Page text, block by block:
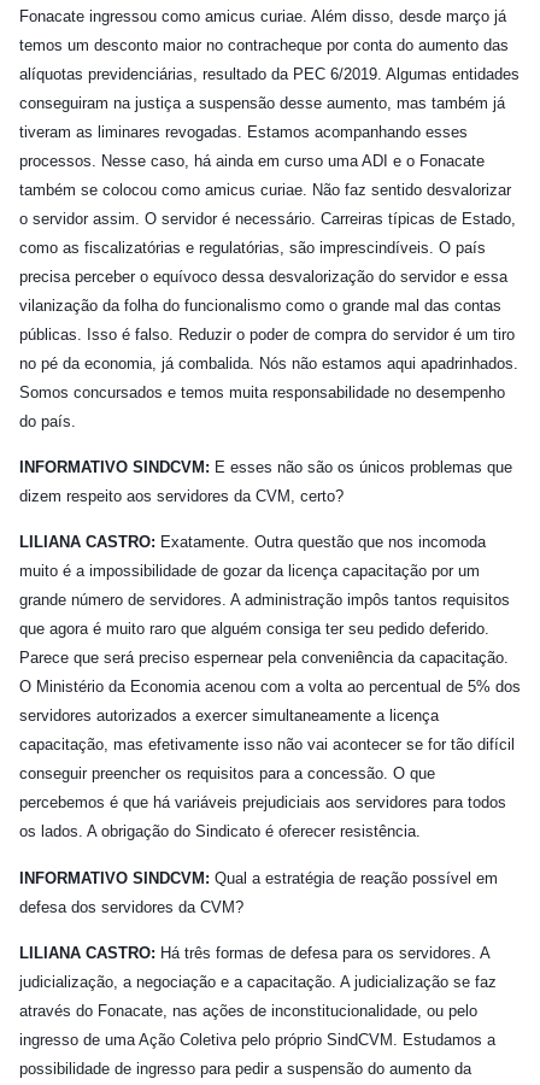
Fonacate ingressou como amicus curiae. Além disso, desde março já
temos um desconto maior no contracheque por conta do aumento das
alíquotas previdenciárias, resultado da PEC 6/2019. Algumas entidades
conseguiram na justiça a suspensão desse aumento, mas também já
tiveram as liminares revogadas. Estamos acompanhando esses
processos. Nesse caso, há ainda em curso uma ADI e o Fonacate
também se colocou como amicus curiae. Não faz sentido desvalorizar
o servidor assim. O servidor é necessário. Carreiras típicas de Estado,
como as fiscalizatórias e regulatórias, são imprescindíveis. O país
precisa perceber o equívoco dessa desvalorização do servidor e essa
vilanização da folha do funcionalismo como o grande mal das contas
públicas. Isso é falso. Reduzir o poder de compra do servidor é um tiro
no pé da economia, já combalida. Nós não estamos aqui apadrinhados.
Somos concursados e temos muita responsabilidade no desempenho
do país.
INFORMATIVO SINDCVM: E esses não são os únicos problemas que
dizem respeito aos servidores da CVM, certo?
LILIANA CASTRO: Exatamente. Outra questão que nos incomoda
muito é a impossibilidade de gozar da licença capacitação por um
grande número de servidores. A administração impôs tantos requisitos
que agora é muito raro que alguém consiga ter seu pedido deferido.
Parece que será preciso espernear pela conveniência da capacitação.
O Ministério da Economia acenou com a volta ao percentual de 5% dos
servidores autorizados a exercer simultaneamente a licença
capacitação, mas efetivamente isso não vai acontecer se for tão difícil
conseguir preencher os requisitos para a concessão. O que
percebemos é que há variáveis prejudiciais aos servidores para todos
os lados. A obrigação do Sindicato é oferecer resistência.
INFORMATIVO SINDCVM: Qual a estratégia de reação possível em
defesa dos servidores da CVM?
LILIANA CASTRO: Há três formas de defesa para os servidores. A
judicialização, a negociação e a capacitação. A judicialização se faz
através do Fonacate, nas ações de inconstitucionalidade, ou pelo
ingresso de uma Ação Coletiva pelo próprio SindCVM. Estudamos a
possibilidade de ingresso para pedir a suspensão do aumento da